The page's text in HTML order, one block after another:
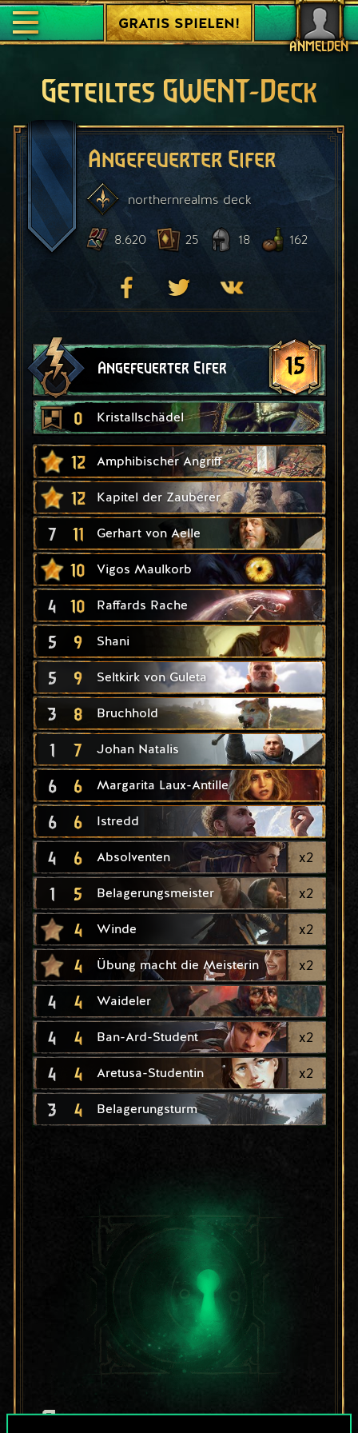
ANMELDEN
GRATIS SPIELEN!
Geteiltes GWENT-Deck
Angefeuerter Eifer
northernrealmsdeck
8.620 25 18 162
Angefeuerter Eifer 15
0 Kristallschädel
12 Amphibischer Angriff
12 Kapitel der Zauberer
7 11 Gerhart von Aelle
10 Vigos Maulkorb
4 10 Raffards Rache
5 9 Shani
5 9 Seltkirk von Guleta
3 8 Bruchhold
1 7 Johan Natalis
6 6 Margarita Laux-Antille
6 6 Istredd
4 6 Absolventen x2
1 5 Belagerungsmeister x2
4 Winde x2
4 Übung macht die Meisterin x2
4 4 Waideler
4 4 Ban-Ard-Student x2
4 4 Aretusa-Studentin x2
3 4 Belagerungsturm
Bis jetzt ist dies nur